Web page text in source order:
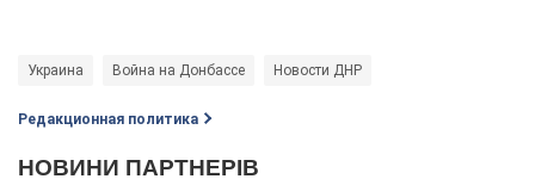
Украина Война на Донбассе Новости ДНР
Редакционная политика